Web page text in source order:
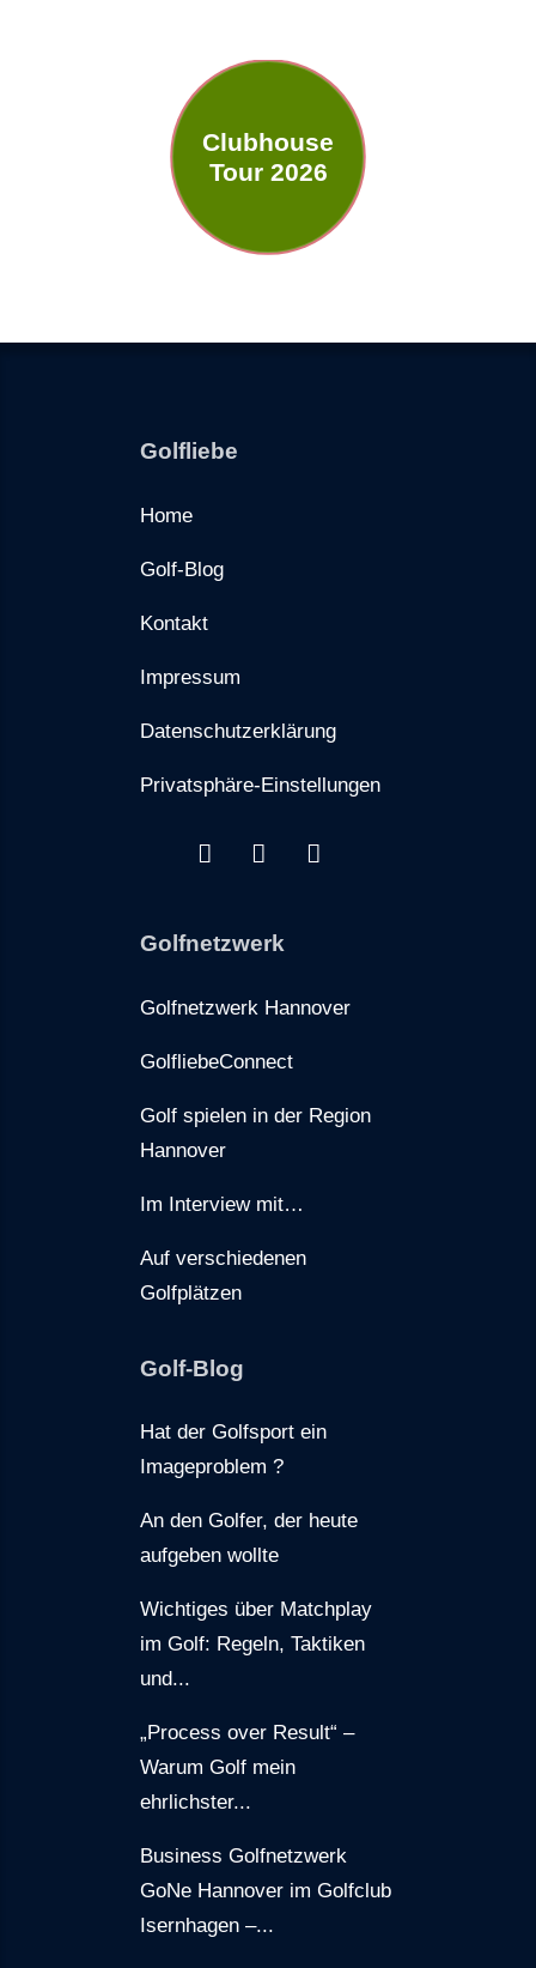
Clubhouse
Tour 2026
Golfliebe
Home
Golf-Blog
Kontakt
Impressum
Datenschutzerklärung
Privatsphäre-Einstellungen
Golfnetzwerk
Golfnetzwerk Hannover
GolfliebeConnect
Golf spielen in der Region
Hannover
Im Interview mit…
Auf verschiedenen
Golfplätzen
Golf-Blog
Hat der Golfsport ein
Imageproblem ?
An den Golfer, der heute
aufgeben wollte
Wichtiges über Matchplay
im Golf: Regeln, Taktiken
und...
„Process over Result“ –
Warum Golf mein
ehrlichster...
Business Golfnetzwerk
GoNe Hannover im Golfclub
Isernhagen –...